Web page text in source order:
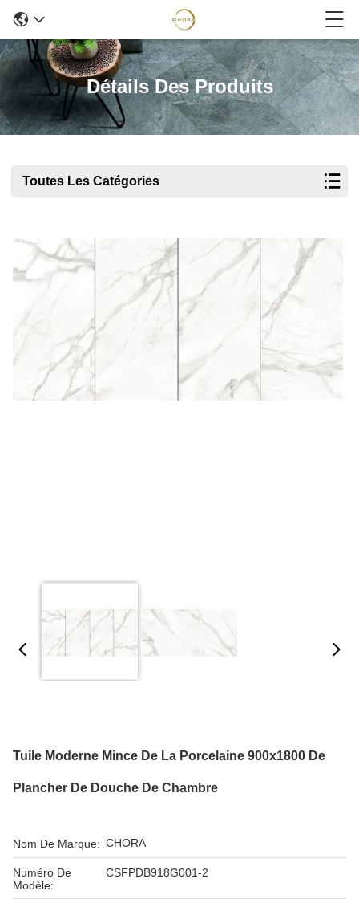
Détails Des Produits
Toutes Les Catégories
Tuile Moderne Mince De La Porcelaine 900x1800 De
Plancher De Douche De Chambre
Nom De Marque: CHORA
Numéro De
Modèle:
CSFPDB918G001-2